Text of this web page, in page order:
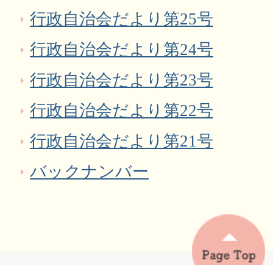
行政自治会だより第25号
行政自治会だより第24号
行政自治会だより第23号
行政自治会だより第22号
行政自治会だより第21号
バックナンバー